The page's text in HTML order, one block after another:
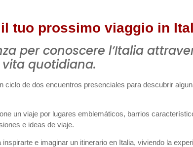
tuo prossimo viaggio in
per conoscere l’Italia
quotidiana.
ciclo de dos encuentros presenciales para descubrir
un viaje por lugares emblemáticos, barrios
e ideas de viaje.
inspirarte e imaginar un itinerario en Italia, viviendo la